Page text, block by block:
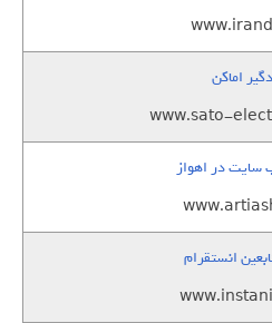
اماکن
www.sato-
سایت در اهواز
انستقرام